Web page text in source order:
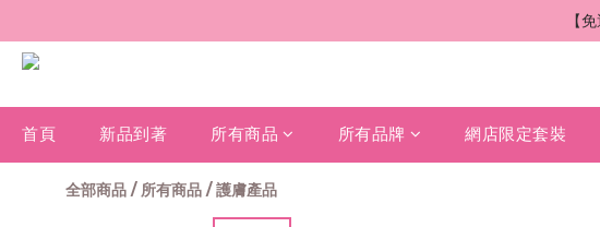
【
首頁 新品到著 所有商品 所有品牌 網店限定套裝
全部商品 / 所有商品 /護膚產品